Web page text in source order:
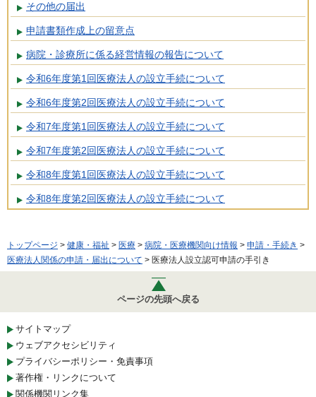
その他の届出
申請書類作成上の留意点
病院・診療所に係る経営情報の報告について
令和6年度第1回医療法人の設立手続について
令和6年度第2回医療法人の設立手続について
令和7年度第1回医療法人の設立手続について
令和7年度第2回医療法人の設立手続について
令和8年度第1回医療法人の設立手続について
令和8年度第2回医療法人の設立手続について
トップページ > 健康・福祉 > 医療 > 病院・医療機関向け情報 > 申請・手続き >
医療法人関係の申請・届出について > 医療法人設立認可申請の手引き
ページの先頭へ戻る
サイトマップ
ウェブアクセシビリティ
プライバシーポリシー・免責事項
著作権・リンクについて
関係機関リンク集